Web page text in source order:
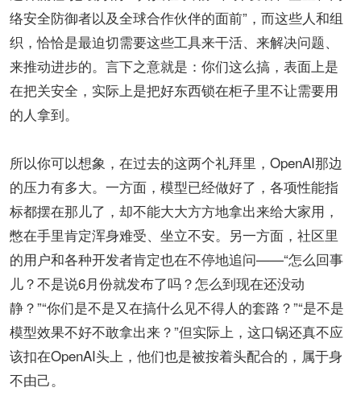
络安全防御者以及全球合作伙伴的面前”，而这些人和组
织，恰恰是最迫切需要这些工具来干活、来解决问题、
来推动进步的。言下之意就是：你们这么搞，表面上是
在把关安全，实际上是把好东西锁在柜子里不让需要用
的人拿到。
所以你可以想象，在过去的这两个礼拜里，OpenAI那边
的压力有多大。一方面，模型已经做好了，各项性能指
标都摆在那儿了，却不能大大方方地拿出来给大家用，
憋在手里肯定浑身难受、坐立不安。另一方面，社区里
的用户和各种开发者肯定也在不停地追问——“怎么回事
儿？不是说6月份就发布了吗？怎么到现在还没动
静？”“你们是不是又在搞什么见不得人的套路？”“是不是
模型效果不好不敢拿出来？”但实际上，这口锅还真不应
该扣在OpenAI头上，他们也是被按着头配合的，属于身
不由己。